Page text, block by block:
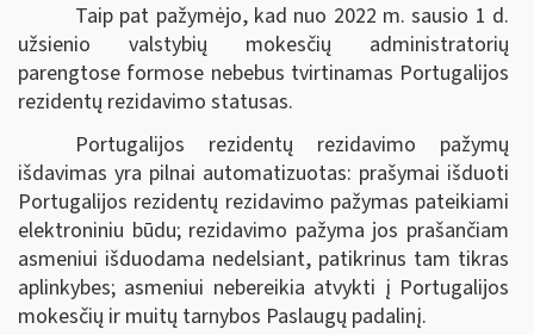
Taip pat pažymėjo, kad nuo 2022 m. sausio 1 d.
užsienio valstybių mokesčių administratorių
parengtose formose nebebus tvirtinamas Portugalijos
rezidentų rezidavimo statusas.
Portugalijos rezidentų rezidavimo pažymų
išdavimas yra pilnai automatizuotas: prašymai išduoti
Portugalijos rezidentų rezidavimo pažymas pateikiami
elektroniniu būdu; rezidavimo pažyma jos prašančiam
asmeniui išduodama nedelsiant, patikrinus tam tikras
aplinkybes; asmeniui nebereikia atvykti į Portugalijos
mokesčių ir muitų tarnybos Paslaugų padalinį.